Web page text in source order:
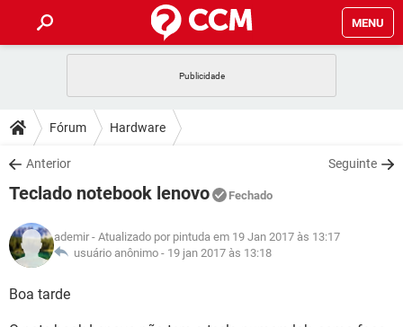
MENU
CELULAR
OUTLOOK
INSTAGRAM GMAIL
GUIA DE COMPRAS
DICAS
JOGOS
INSTAGRAM GMAIL
GUIA DE COMPRAS
DOWNLOADS
JOGOS WHATSAPP
CELULAR
OUTLOOK EXCEL
INSTAGRAM
JOGOS WHATSAPP
CELULAR
OUTLOOK
GLOSSÁRIO
Fórum Hardware
Anterior Seguinte
Teclado notebook lenovo Fechado
ademir - Atualizado por pintuda em 19 Jan 2017 às 13:17
usuário anônimo - 19 jan 2017 às 13:18
Boa tarde